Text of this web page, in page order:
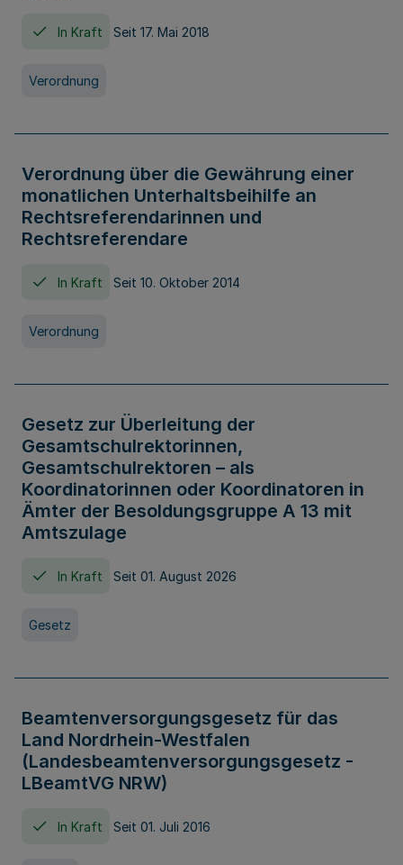
In Kraft Seit 17. Mai 2018
Verordnung
Verordnung über die Gewährung einer
monatlichen Unterhaltsbeihilfe an
Rechtsreferendarinnen und
Rechtsreferendare
In Kraft Seit 10. Oktober 2014
Verordnung
Gesetz zur Überleitung der
Gesamtschulrektorinnen,
Gesamtschulrektoren – als
Koordinatorinnen oder Koordinatoren in
Ämter der Besoldungsgruppe A 13 mit
Amtszulage
In Kraft Seit 01. August 2026
Gesetz
Beamtenversorgungsgesetz für das
Land Nordrhein-Westfalen
(Landesbeamtenversorgungsgesetz -
LBeamtVG NRW)
In Kraft Seit 01. Juli 2016